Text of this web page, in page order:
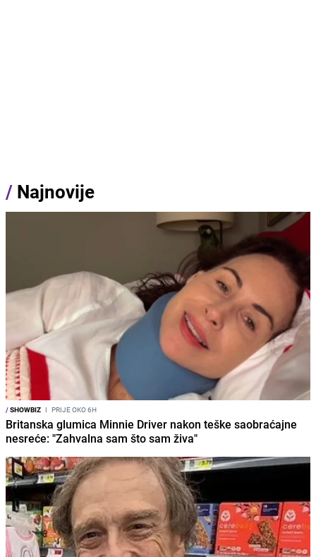
/ Najnovije
/SHOWBIZ I PRIJE OKO 6H
Britanska glumica Minnie Driver nakon teške saobraćajne
nesreće: "Zahvalna sam što sam živa"